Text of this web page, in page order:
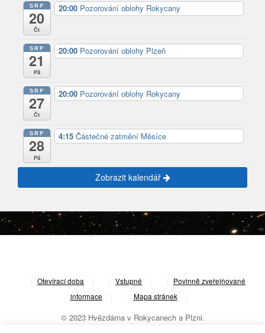
SRP
20
Čt
20:00 Pozorování oblohy Rokycany
SRP
21
Pá
20:00 Pozorování oblohy Plzeň
SRP
27
Čt
20:00 Pozorování oblohy Rokycany
SRP
28
Pá
4:15 Částečné zatmění Měsíce
Zobrazit kalendář
Otevírací doba Vstupné
Povinně zveřejňované
informace
Mapa stránek
© 2023 Hvězdárna v Rokycanech a Plzni.